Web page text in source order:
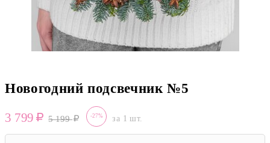
Новогодний подсвечник №5
3 799 5 199 -27% за 1 шт.